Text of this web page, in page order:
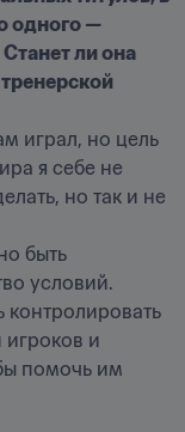
одного —
ли она
играл, но цель
я себе не
но так и не
быть
условий.
контролировать
и
помочь им